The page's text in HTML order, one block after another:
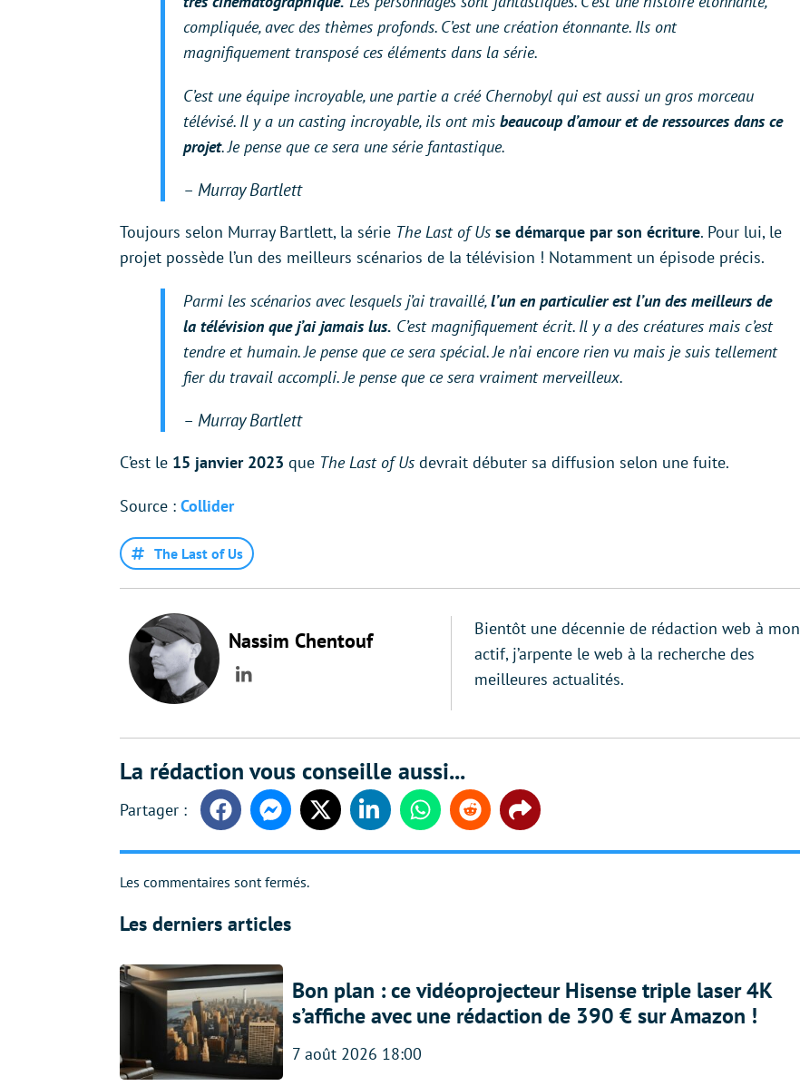
compliquée, avec des thèmes profonds. C’est une création étonnante. Ils ont
magnifiquement transposé ces éléments dans la série.
C’est une équipe incroyable, une partie a créé Chernobyl qui est aussi un gros morceau
télévisé. Il y a un casting incroyable, ils ont mis beaucoup d’amour et de ressources dans ce
projet. Je pense que ce sera une série fantastique.
– Murray Bartlett
Toujours selon Murray Bartlett, la série The Last of Us se démarque par son écriture. Pour lui, le
projet possède l’un des meilleurs scénarios de la télévision ! Notamment un épisode précis.
Parmi les scénarios avec lesquels j’ai travaillé,l’un en particulier est l’un des meilleurs de
la télévision que j’ai jamais lus. C’est magnifiquement écrit. Il y a des créatures mais c’est
tendre et humain. Je pense que ce sera spécial. Je n’ai encore rien vu mais je suis tellement
fier du travail accompli. Je pense que ce sera vraiment merveilleux.
– Murray Bartlett
C’est le 15 janvier 2023 que The Last of Us devrait débuter sa diffusion selon une fuite.
Source : Collider
The Last of Us
Nassim Chentouf
LinkedIn
Bientôt une décennie de rédaction web à mon
actif, j’arpente le web à la recherche des
meilleures actualités.
La rédaction vous conseille aussi...
FacebookMessengerTwitter LinkedinWhatsappReddit Share
Les commentaires sont fermés.
Les derniers articles
Bon plan : ce vidéoprojecteur Hisense triple laser 4K
s’affiche avec une rédaction de 390 € sur Amazon !
7 août 2026 18:00